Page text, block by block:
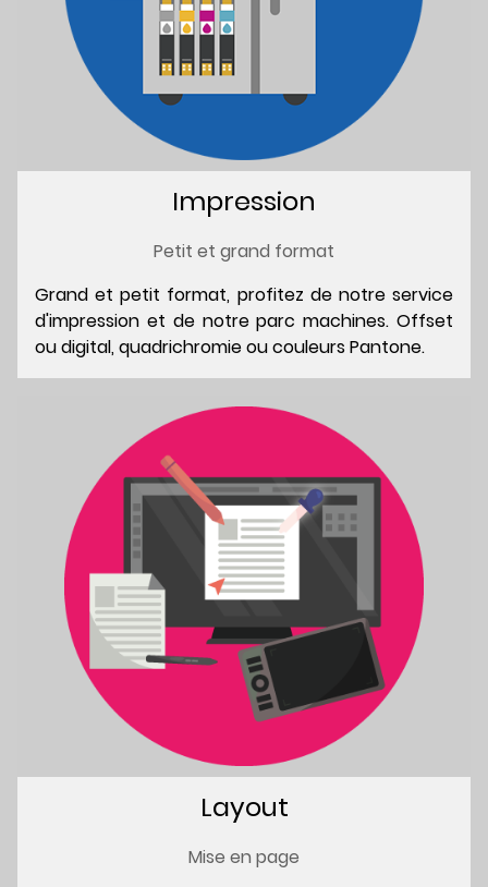
Impression
Petit et grand format
Grand et petit format, profitez de notre service
d'impression et de notre parc machines. Offset
ou digital, quadrichromie ou couleurs Pantone.
Layout
Mise en page